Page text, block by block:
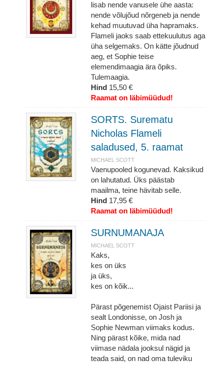
lisab nende vanusele ühe aasta:
nende võlujõud nõrgeneb ja nende
kehad muutuvad üha hapramaks.
Flameli jaoks saab ettekuulutus aga
üha selgemaks. On kätte jõudnud
aeg, et Sophie teise
elemendimaagia ära õpiks.
Tulemaagia.
Hind 15,50 €
Raamat on läbimüüdud!
SORTS. Surematu
Nicholas Flameli
saladused, 5. raamat
MICHAEL SCOTT
Vaenupooled kogunevad. Kaksikud
on lahutatud. Üks päästab
maailma, teine hävitab selle.
Hind 17,95 €
Raamat on läbimüüdud!
SURNUMANAJA
MICHAEL SCOTT
Kaks,
kes on üks
ja üks,
kes on kõik...
Pärast põgenemist Ojaist Pariisi ja
sealt Londonisse, on Josh ja
Sophie Newman viimaks kodus.
Ning pärast kõike, mida nad
viimase nädala jooksul nägid ja
teada said, on nad oma tuleviku